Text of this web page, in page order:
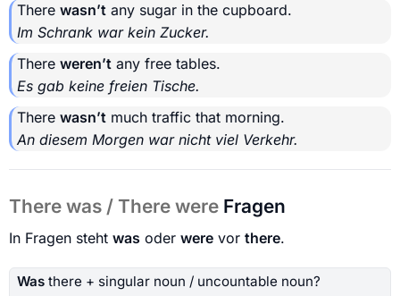
There wasn’t any sugar in the cupboard.
Im Schrank war kein Zucker.
There weren’t any free tables.
Es gab keine freien Tische.
There wasn’t much traffic that morning.
An diesem Morgen war nicht viel Verkehr.
There was / There were Fragen
In Fragen steht was oder were vor there.
Was there + singular noun / uncountable noun?